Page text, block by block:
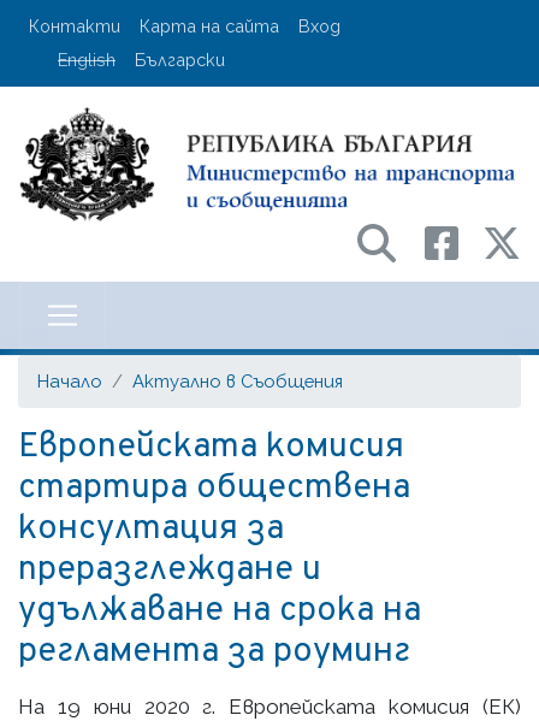
Премини
User account menu
Контакти Карта на сайта
Вход
English
Български
на транспорта
Начало Актуално в Съобщения
Европейската комисия
стартира обществена
консултация за
преразглеждане и
удължаване на срока на
регламента за роуминг
На 19 юни 2020 г. Европейската комисия (ЕК)